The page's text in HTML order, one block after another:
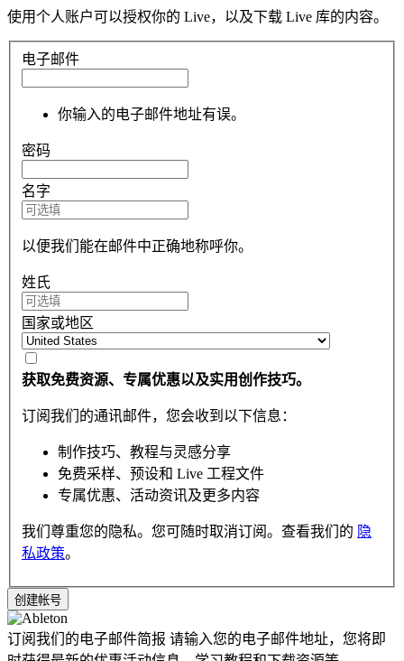
使用个人账户可以授权你的 Live，以及下载 Live 库的内容。
电子邮件
你输入的电子邮件地址有误。
密码
名字
以便我们能在邮件中正确地称呼你。
姓氏
国家或地区
获取免费资源、专属优惠以及实用创作技巧。
订阅我们的通讯邮件，您会收到以下信息：
制作技巧、教程与灵感分享
免费采样、预设和 Live 工程文件
专属优惠、活动资讯及更多内容
我们尊重您的隐私。您可随时取消订阅。查看我们的 隐
私政策。
订阅我们的电子邮件简报 请输入您的电子邮件地址，您将即